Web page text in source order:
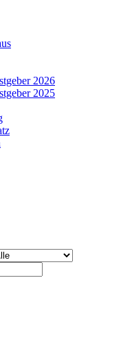
2026
2025